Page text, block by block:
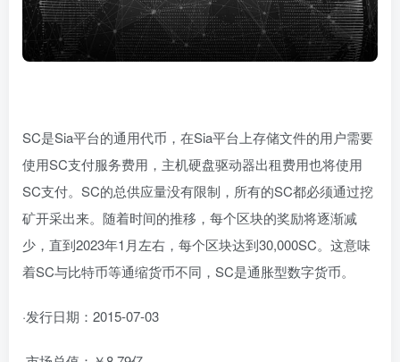
SC是Sia平台的通用代币，在Sia平台上存储文件的用户需要
使用SC支付服务费用，主机硬盘驱动器出租费用也将使用
SC支付。SC的总供应量没有限制，所有的SC都必须通过挖
矿开采出来。随着时间的推移，每个区块的奖励将逐渐减
少，直到2023年1月左右，每个区块达到30,000SC。这意味
着SC与比特币等通缩货币不同，SC是通胀型数字货币。
·发行日期：2015-07-03